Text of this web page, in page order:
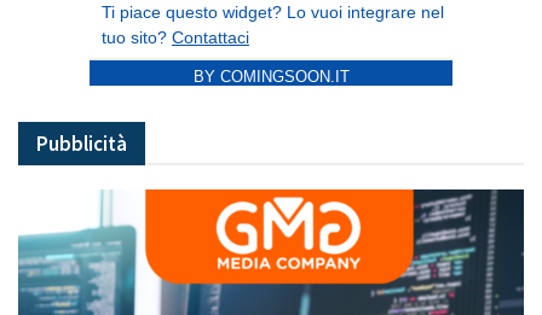
BY COMINGSOON.IT
Pubblicità